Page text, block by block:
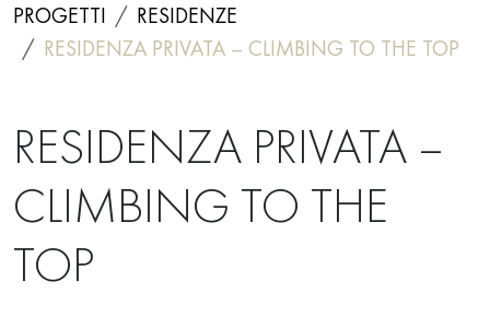
PROGETTI
RESIDENZE
RESIDENZA PRIVATA – CLIMBING TO THE TOP
RESIDENZA PRIVATA –
CLIMBING TO THE
TOP